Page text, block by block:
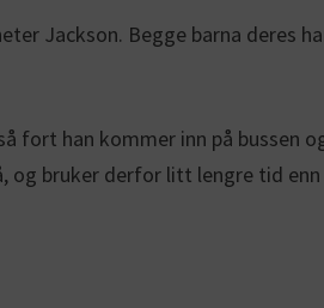
Jackson. Begge barna
fort han kommer inn på bussen
og bruker derfor litt lengre tid